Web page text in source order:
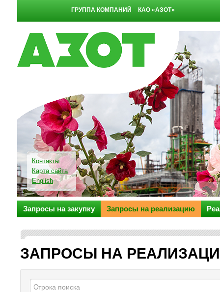
ГРУППА КОМПАНИЙ КАО «АЗОТ»
Контакты
Карта сайта
English
Запросы на закупку Запросы на реализацию
ЗАПРОСЫ НА